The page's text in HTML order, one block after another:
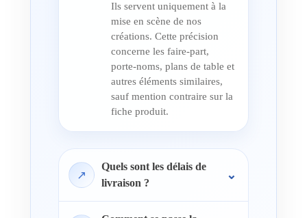
Ils servent uniquement à la
mise en scène de nos
créations. Cette précision
concerne les faire-part,
porte-noms, plans de table et
autres éléments similaires,
sauf mention contraire sur la
fiche produit.
↗
Quels sont les délais de
livraison ?